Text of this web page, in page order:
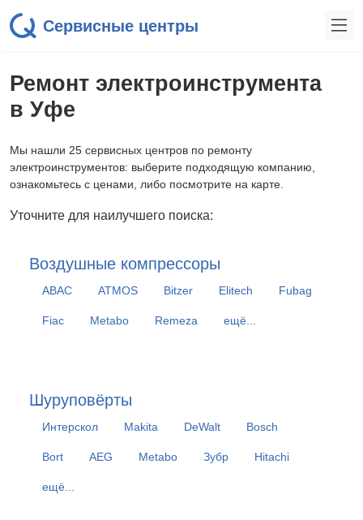
Сервисные центры
Ремонт электроинструмента
в Уфе
Мы нашли 25 сервисных центров по ремонту
электроинструментов: выберите подходящую компанию,
ознакомьтесь с ценами, либо посмотрите на карте.
Уточните для наилучшего поиска:
Воздушные компрессоры
ABAC ATMOS Bitzer Elitech Fubag
Fiac Metabo Remeza ещё...
Шуруповёрты
Интерскол Makita DeWalt Bosch
Bort AEG Metabo Зубр Hitachi
ещё...